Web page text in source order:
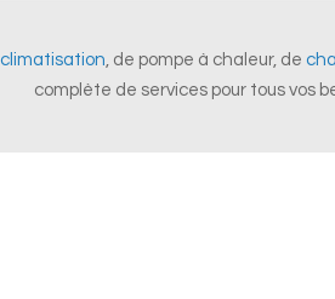
climatisation, de pompe à chaleur, de
complète de services pour tous vos